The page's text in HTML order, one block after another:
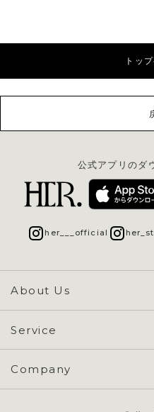
トッ
About Us
Concept & Overview
Service
会員登録 / ログイン
ご利用ガイド
Company
公式アプリのダ
her___official